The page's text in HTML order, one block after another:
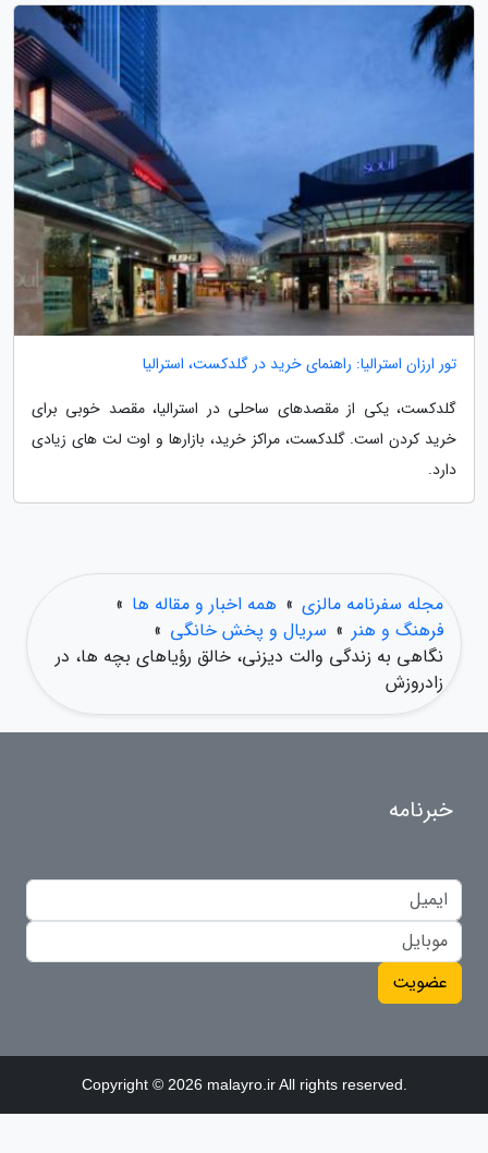
تور ارزان استرالیا: راهنمای خرید در گلدکست، استرالیا
گلدکست، یکی از مقصدهای ساحلی در استرالیا، مقصد خوبی برای
خرید کردن است. گلدکست، مراکز خرید، بازارها و اوت لت های زیادی
دارد.
مجله سفرنامه مالزی » همه اخبار و مقاله ها »
فرهنگ و هنر » سریال و پخش خانگی »
نگاهی به زندگی والت دیزنی، خالق رؤیاهای بچه ها، در
زادروزش
خبرنامه
عضویت
Copyright © 2026 malayro.ir All rights reserved.